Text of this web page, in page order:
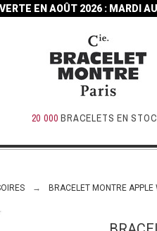
EN AOÛT 2026 : MARDI
20 000 BRACELETS EN
BRACELET MONTRE APPLE